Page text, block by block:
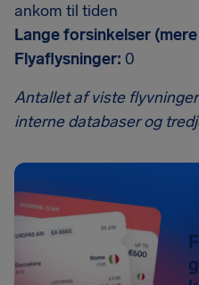
ankom til tiden
Lange forsinkelser
Flyaflysninger: 0
Antallet af viste
interne databaser og